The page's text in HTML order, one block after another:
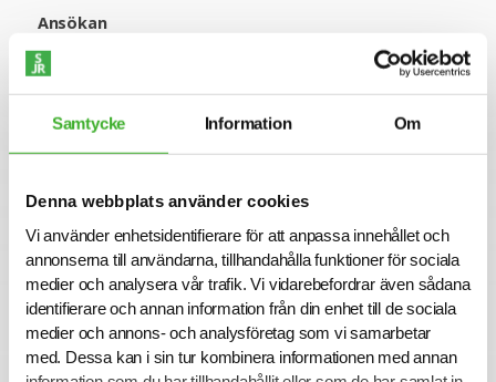
Samtycke Information Om
Denna webbplats använder cookies
Vi använder enhetsidentifierare för att anpassa innehållet och
annonserna till användarna, tillhandahålla funktioner för sociala
medier och analysera vår trafik. Vi vidarebefordrar även sådana
identifierare och annan information från din enhet till de sociala
medier och annons- och analysföretag som vi samarbetar
med. Dessa kan i sin tur kombinera informationen med annan
Ansökan
I denna rekrytering samarbetar Bankgirot med SJR
Executive Search. För mer information är du välkommen
William.lindbom@sjr.se eller Seniorkonsult Anders Dareholt
på anders.dareholt@sjr.se. Observera att vi inte tar emot
Anställning hos Bankgirot omfattas av säkerhetsprövning i
enlighet med säkerhetsskyddslagen (2018:585), vilken
kommer att genomföras i samband med rekryteringen.
Alla ansökningar och kontakter hanteras konfidentiellt.
Varmt välkommen med din ansökan!
Om SJR Executive Search